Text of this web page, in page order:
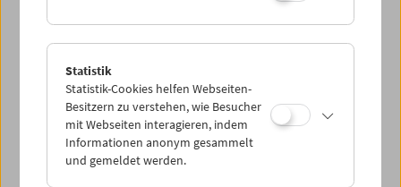
Statistik
Statistik-Cookies helfen Webseiten-
Besitzern zu verstehen, wie Besucher
mit Webseiten interagieren, indem
Informationen anonym gesammelt
und gemeldet werden.